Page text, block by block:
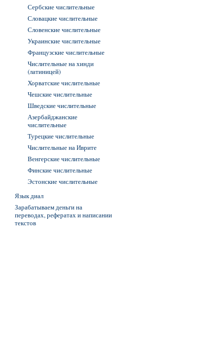
Сербские числительные
Словацкие числительные
Словенские числительные
Украинские числительные
Французские числительные
Числительные на хинди
(латиницей)
Хорватские числительные
Чешские числительные
Шведские числительные
Азербайджанские
числительные
Турецкие числительные
Числительные на Иврите
Венгерские числительные
Финские числительные
Эстонские числительные
Язык диал
Зарабатываем деньги на
переводах, рефератах и написании
текстов